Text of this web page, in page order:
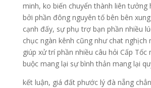
minh, ko biến chuyển thành liên tưởng
bởi phần đông nguyên tố bên bên
cạnh đấy, sự phụ trợ bạn phần nhiều
chục ngàn kênh cũng như chat nghịch
giúp xử trí phần nhiều câu hỏi Cấp Tốc
buộc mang lại sự bình thản mang lại
kết luận, giá đất phước lý đà nẵng